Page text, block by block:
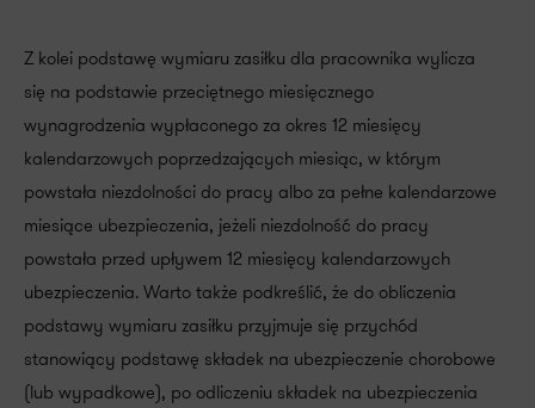
Z kolei podstawę wymiaru zasiłku dla pracownika wylicza
się na podstawie przeciętnego miesięcznego
wynagrodzenia wypłaconego za okres 12 miesięcy
kalendarzowych poprzedzających miesiąc, w którym
powstała niezdolności do pracy albo za pełne kalendarzowe
miesiące ubezpieczenia, jeżeli niezdolność do pracy
powstała przed upływem 12 miesięcy kalendarzowych
ubezpieczenia. Warto także podkreślić, że do obliczenia
podstawy wymiaru zasiłku przyjmuje się przychód
stanowiący podstawę składek na ubezpieczenie chorobowe
(lub wypadkowe), po odliczeniu składek na ubezpieczenia